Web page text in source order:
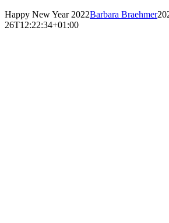
Happy New Year 2022Barbara Braehmer
26T12:22:34+01:00